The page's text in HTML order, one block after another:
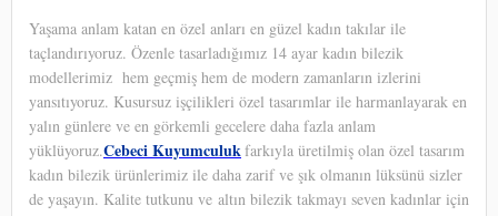
Yaşama anlam katan en özel anları en güzel kadın takılar ile
taçlandırıyoruz. Özenle tasarladığımız 14 ayar kadın bilezik
modellerimiz hem geçmiş hem de modern zamanların izlerini
yansıtıyoruz. Kusursuz işçilikleri özel tasarımlar ile harmanlayarak en
yalın günlere ve en görkemli gecelere daha fazla anlam
yüklüyoruz.Cebeci Kuyumculukfarkıyla üretilmiş olan özel tasarım
kadın bilezik ürünlerimiz ile daha zarif ve şık olmanın lüksünü sizler
de yaşayın. Kalite tutkunu ve altın bilezik takmayı seven kadınlar için